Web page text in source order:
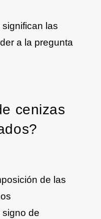
las
a la pregunta
cenizas
de las
signo de